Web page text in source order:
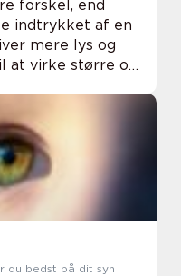
forskel, end
indtrykket af en
mere lys og
at virke større og
handler det derfor
du bedst på dit syn